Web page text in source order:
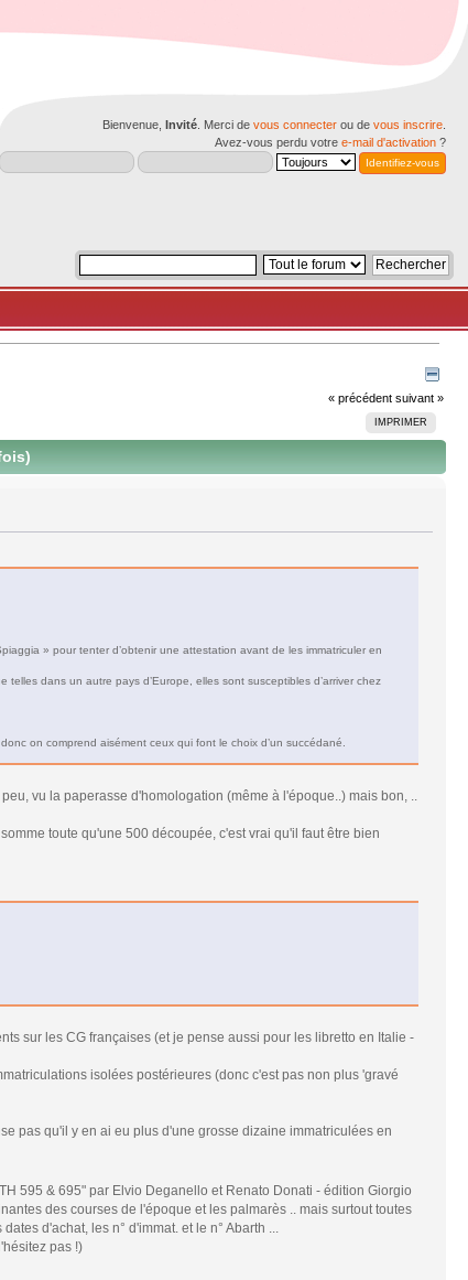
Bienvenue, Invité . Merci de vous connecter ou de vous inscrire
Avez-vous perdu votre e-mail d'activation ?
« précédent suivant »
IMPRIMER
» pour tenter d’obtenir une attestation avant de les immatriculer en
dans un autre pays d’Europe, elles sont susceptibles d’arriver chez
on comprend aisément ceux qui font le choix d’un succédané.
vu la paperasse d'homologation (même à l'époque..) mais bon, ..
toute qu'une 500 découpée, c'est vrai qu'il faut être bien
sur les CG françaises (et je pense aussi pour les libretto en Italie -
isolées postérieures (donc c'est pas non plus 'gravé
pas qu'il y en ai eu plus d'une grosse dizaine immatriculées en
595 & 695" par Elvio Deganello et Renato Donati - édition Giorgio
des courses de l'époque et les palmarès .. mais surtout toutes
d'achat, les n° d'immat. et le n° Abarth ...
pas !)